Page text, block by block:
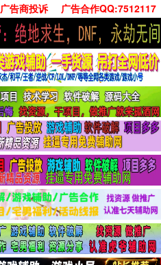
广告商投诉 广告合作QQ:7512117